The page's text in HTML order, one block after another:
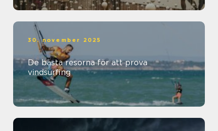
30. november 2025
De bästa resorna för att prova
vindsurfing